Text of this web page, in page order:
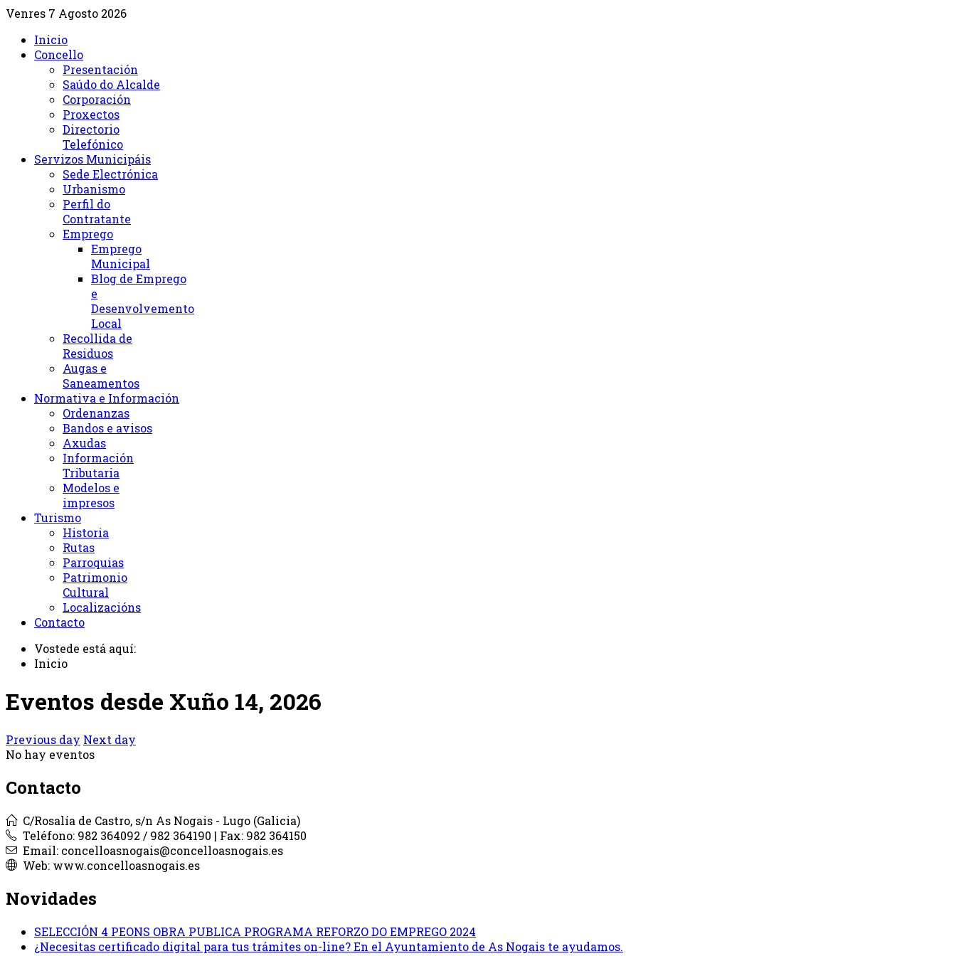
Venres 7 Agosto 2026
Inicio
Concello
Presentación
Saúdo do Alcalde
Corporación
Proxectos
Directorio
Telefónico
Servizos Municipáis
Sede Electrónica
Urbanismo
Perfil do
Contratante
Emprego
Emprego
Municipal
Blog de Emprego
e
Desenvolvemento
Local
Recollida de
Residuos
Augas e
Saneamentos
Normativa e Información
Ordenanzas
Bandos e avisos
Axudas
Información
Tributaria
Modelos e
impresos
Turismo
Historia
Rutas
Parroquias
Patrimonio
Cultural
Localizacións
Contacto
Vostede está aquí:
Inicio
Eventos desde Xuño 14, 2026
Previous day Next day
No hay eventos
Contacto
C/Rosalía de Castro, s/n As Nogais - Lugo (Galicia)
Teléfono: 982 364092 / 982 364190 | Fax: 982 364150
Email: concelloasnogais@concelloasnogais.es
Web: www.concelloasnogais.es
Novidades
SELECCIÓN 4 PEONS OBRA PUBLICA PROGRAMA REFORZO DO EMPREGO 2024
¿Necesitas certificado digital para tus trámites on-line? En el Ayuntamiento de As Nogais te ayudamos.